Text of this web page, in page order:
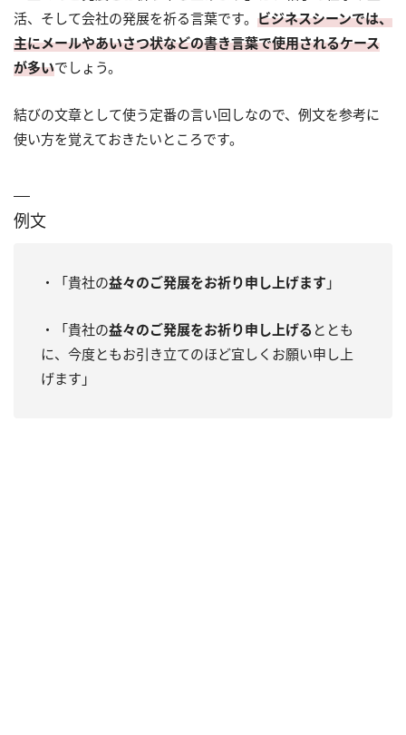
活、そして会社の発展を祈る言葉です。 ビジネスシーンでは、
主にメールやあいさつ状などの書き言葉で使用されるケース
が多いでしょう。
結びの文章として使う定番の言い回しなので、例文を参考に
使い方を覚えておきたいところです。
例文
・「貴社の益々のご発展をお祈り申し上げます 」
・「貴社の益々のご発展をお祈り申し上げる ととも
に、今度ともお引き立てのほど宜しくお願い申し上
げます」